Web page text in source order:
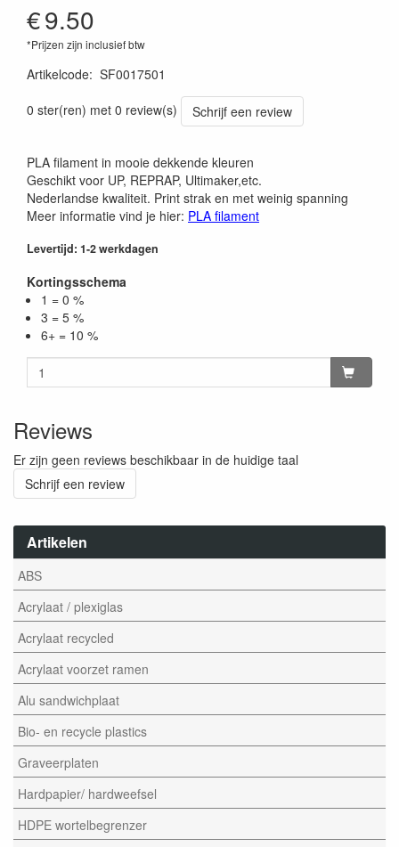
Artikelen
ABS
Acrylaat / plexiglas
Acrylaat recycled
Acrylaat voorzet ramen
Alu sandwichplaat
Bio- en recycle plastics
Graveerplaten
Hardpapier/ hardweefsel
HDPE wortelbegrenzer
€9.50
*Prijzen zijn inclusief btw
Artikelcode: SF0017501
0 ster(ren) met 0 review(s)
Schrijf een review
PLA filament in mooie dekkende kleuren
Geschikt voor UP, REPRAP, Ultimaker,etc.
Nederlandse kwaliteit. Print strak en met weinig spanning
Meer informatie vind je hier: PLA filament
Levertijd: 1-2 werkdagen
Kortingsschema
1 = 0 %
3 = 5 %
6+ = 10 %
Reviews
Er zijn geen reviews beschikbaar in de huidige taal
Schrijf een review